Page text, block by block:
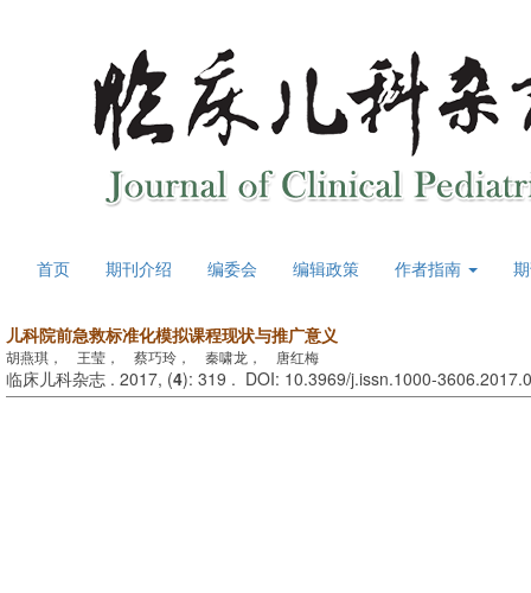
首页 期刊介绍 编委会 编辑政策 作者指南
儿科院前急救标准化模拟课程现状与推广意义
胡燕琪， 王莹， 蔡巧玲， 秦啸龙， 唐红梅
临床儿科杂志 . 2017, (4): 319 . DOI: 10.3969/j.issn.1000-